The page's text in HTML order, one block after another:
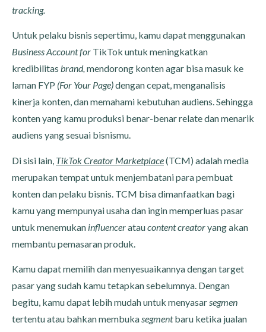
tracking.
Untuk pelaku bisnis sepertimu, kamu dapat menggunakan
Business Account for TikTok untuk meningkatkan
kredibilitas brand, mendorong konten agar bisa masuk ke
laman FYP (For Your Page)dengan cepat, menganalisis
kinerja konten, dan memahami kebutuhan audiens. Sehingga
konten yang kamu produksi benar-benar relate dan menarik
audiens yang sesuai bisnismu.
Di sisi lain, TikTok Creator Marketplace(TCM) adalah media
merupakan tempat untuk menjembatani para pembuat
konten dan pelaku bisnis. TCM bisa dimanfaatkan bagi
kamu yang mempunyai usaha dan ingin memperluas pasar
untuk menemukan influencerataucontent creatoryang akan
membantu pemasaran produk.
Kamu dapat memilih dan menyesuaikannya dengan target
pasar yang sudah kamu tetapkan sebelumnya. Dengan
begitu, kamu dapat lebih mudah untuk menyasarsegmen
tertentu atau bahkan membukasegmentbaru ketika jualan